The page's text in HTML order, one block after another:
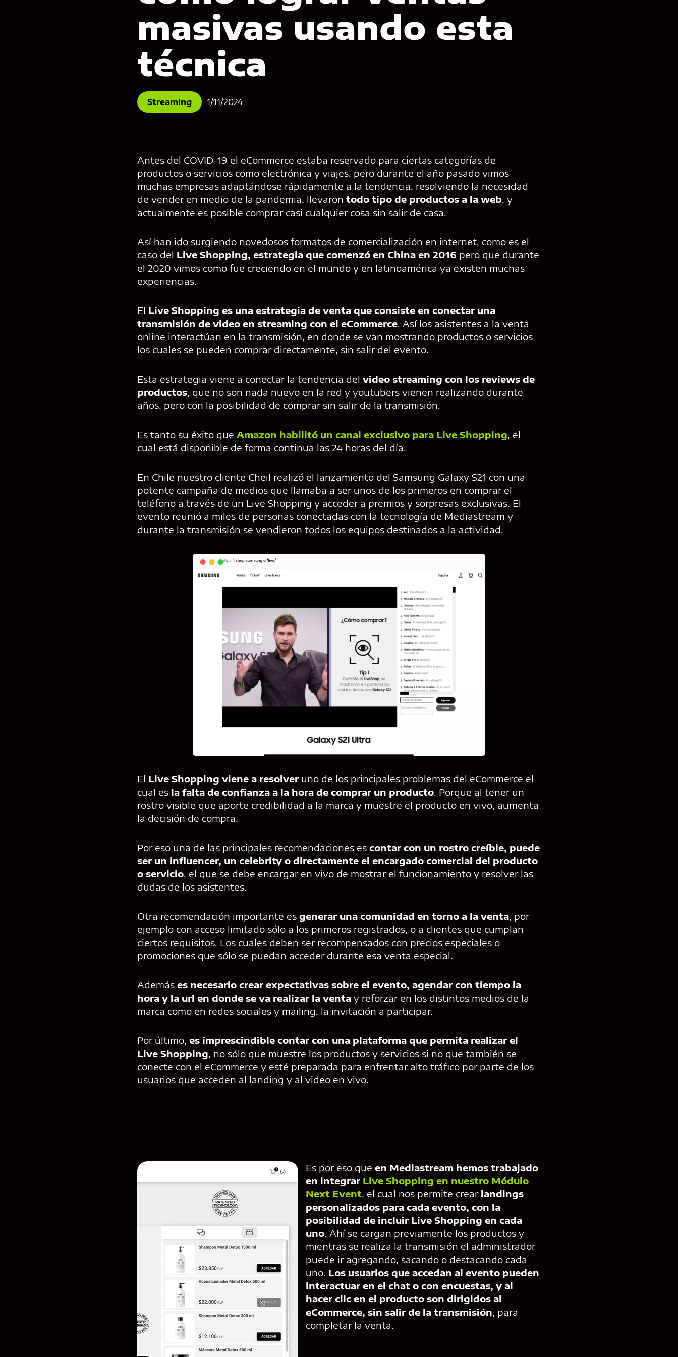
masivas usando esta
técnica
Streaming 1/11/2024
Antes del COVID-19 el eCommerce estaba reservado para ciertas categorías de
productos o servicios como electrónica y viajes, pero durante el año pasado vimos
muchas empresas adaptándose rápidamente a la tendencia, resolviendo la necesidad
de vender en medio de la pandemia, llevaron todo tipo de productos a la web, y
actualmente es posible comprar casi cualquier cosa sin salir de casa.
Así han ido surgiendo novedosos formatos de comercialización en internet, como es el
caso del Live Shopping, estrategia que comenzó en China en 2016 pero que durante
el 2020 vimos como fue creciendo en el mundo y en latinoamérica ya existen muchas
experiencias.
El Live Shopping es una estrategia de venta que consiste en conectar una
transmisión de video en streaming con el eCommerce. Así los asistentes a la venta
online interactúan en la transmisión, en donde se van mostrando productos o servicios
los cuales se pueden comprar directamente, sin salir del evento.
Esta estrategia viene a conectar la tendencia del video streaming con los reviews de
productos, que no son nada nuevo en la red y youtubers vienen realizando durante
años, pero con la posibilidad de comprar sin salir de la transmisión.
Es tanto su éxito que Amazon habilitó un canal exclusivo para Live Shopping, el
cual está disponible de forma continua las 24 horas del día.
En Chile nuestro cliente Cheil realizó el lanzamiento del Samsung Galaxy S21 con una
potente campaña de medios que llamaba a ser unos de los primeros en comprar el
teléfono a través de un Live Shopping y acceder a premios y sorpresas exclusivas. El
evento reunió a miles de personas conectadas con la tecnología de Mediastream y
durante la transmisión se vendieron todos los equipos destinados a la actividad.
El Live Shopping viene a resolver uno de los principales problemas del eCommerce el
cual es la falta de confianza a la hora de comprar un producto. Porque al tener un
rostro visible que aporte credibilidad a la marca y muestre el producto en vivo, aumenta
la decisión de compra.
Por eso una de las principales recomendaciones es contar con un rostro creíble, puede
ser un influencer, un celebrity o directamente el encargado comercial del producto
o servicio, el que se debe encargar en vivo de mostrar el funcionamiento y resolver las
dudas de los asistentes.
Otra recomendación importante es generar una comunidad en torno a la venta, por
ejemplo con acceso limitado sólo a los primeros registrados, o a clientes que cumplan
ciertos requisitos. Los cuales deben ser recompensados con precios especiales o
promociones que sólo se puedan acceder durante esa venta especial.
Además es necesario crear expectativas sobre el evento, agendar con tiempo la
hora y la url en donde se va realizar la venta y reforzar en los distintos medios de la
marca como en redes sociales y mailing, la invitación a participar.
Por último, es imprescindible contar con una plataforma que permita realizar el
Live Shopping, no sólo que muestre los productos y servicios si no que también se
conecte con el eCommerce y esté preparada para enfrentar alto tráfico por parte de los
usuarios que acceden al landing y al video en vivo.
Es por eso que en Mediastream hemos trabajado
en integrar Live Shopping en nuestro Módulo
Next Event, el cual nos permite crear landings
personalizados para cada evento, con la
posibilidad de incluir Live Shopping en cada
uno. Ahí se cargan previamente los productos y
mientras se realiza la transmisión el administrador
puede ir agregando, sacando o destacando cada
uno. Los usuarios que accedan al evento pueden
interactuar en el chat o con encuestas, y al
hacer clic en el producto son dirigidos al
eCommerce, sin salir de la transmisión, para
completar la venta.